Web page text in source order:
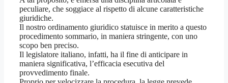
peculiare, che soggiace al rispetto di alcune caratteristiche
giuridiche.
Il nostro ordinamento giuridico statuisce in merito a questo
procedimento sommario, in maniera stringente, con uno
scopo ben preciso.
Il legislatore italiano, infatti, ha il fine di anticipare in
maniera significativa, l’efficacia esecutiva del
provvedimento finale.